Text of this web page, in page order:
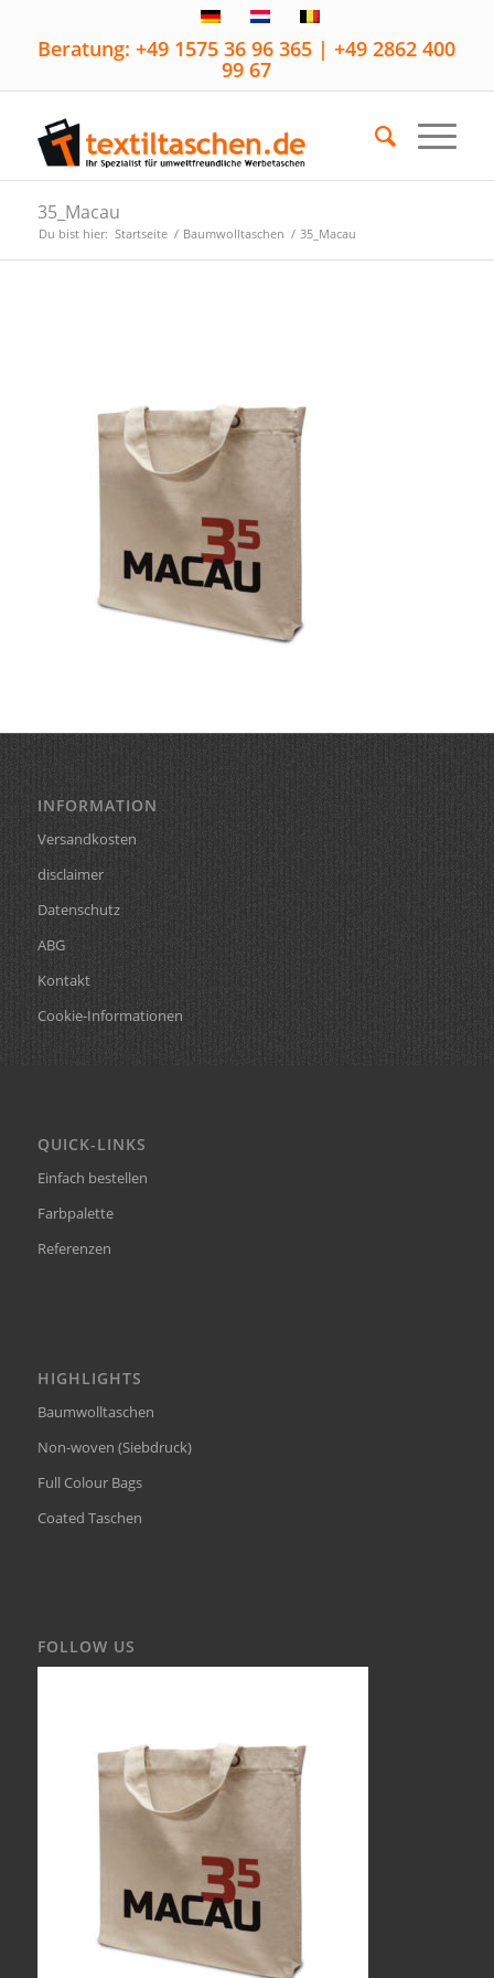
Beratung: +49 1575 36 96 365 | +49 2862 400
99 67
35_Macau
Du bist hier: Startseite / Baumwolltaschen / 35_Macau
INFORMATION
Versandkosten
disclaimer
Datenschutz
ABG
Kontakt
Cookie-Informationen
QUICK-LINKS
Einfach bestellen
Farbpalette
Referenzen
HIGHLIGHTS
Baumwolltaschen
Non-woven (Siebdruck)
Full Colour Bags
Coated Taschen
FOLLOW US